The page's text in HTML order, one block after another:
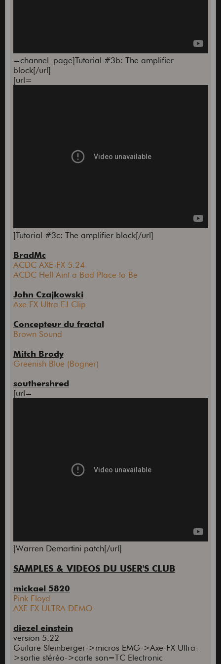
=channel_page]Tutorial #3b: The amplifier
block[/url]
[url=
]Tutorial #3c: The amplifier block[/url]
BradMc
ACDC AXE-FX 5.24
ACDC Hell Aint a Bad Place to Be
John Czajkowski
Axe FX Ultra EJ Clip
Concepteur du fractal
Brown Sound
Mitch Brody
Greenish Blue (Bogner)
southershred
[url=
]Warren Demartini patch[/url]
SAMPLES & VIDEOS DU USER'S CLUB
mickael 5820
Pink Floyd
AXE FX ULTRA DEMO
diezel einstein
version 5.22
Guitare Steinberger->micros EMG->Axe-FX Ultra-
>sortie stéréo->carte son=TC Electronic